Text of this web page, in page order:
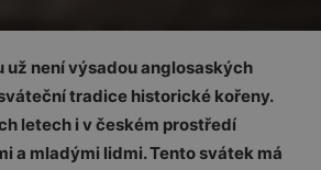
už není výsadou anglosaských
tradice historické kořeny.
letech i v českém prostředí
a mladými lidmi. Tento svátek má